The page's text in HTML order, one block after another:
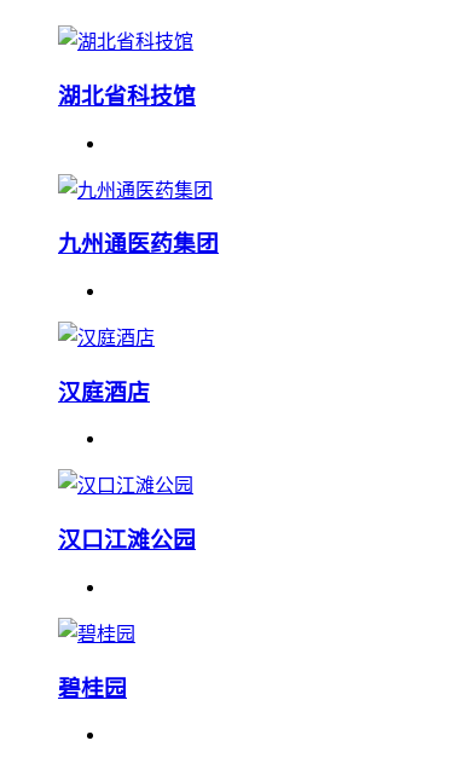
湖北省科技馆
九州通医药集团
汉庭酒店
汉口江滩公园
碧桂园